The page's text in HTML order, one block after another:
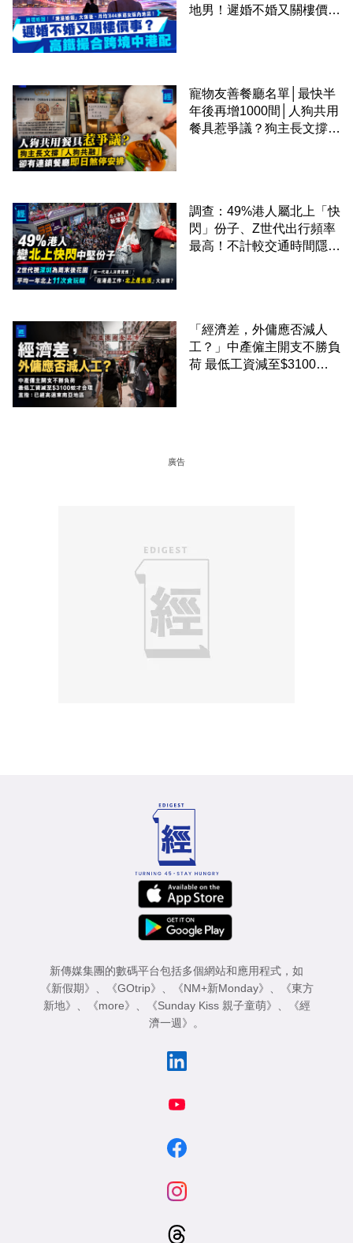
地男！遲婚不婚又關樓價
寵物友善餐廳名單│最快半
年後再增1000間│人狗共用
餐具惹爭議？狗主長文撐
調查：49%港人屬北上「快
閃」份子、Z世代出行頻率
最高！不計較交通時間隱形
「經濟差，外傭應否減人
工？」中產僱主開支不勝負
荷 最低工資減至$3100蚊
廣告
新傳媒集團的數碼平台包括多個網站和應用程式，如
《新假期》
《GOtrip》 《NM+新Monday》
《東方
新地》
《more》 《Sunday Kiss 親子童萌》
《經
濟一週》
。